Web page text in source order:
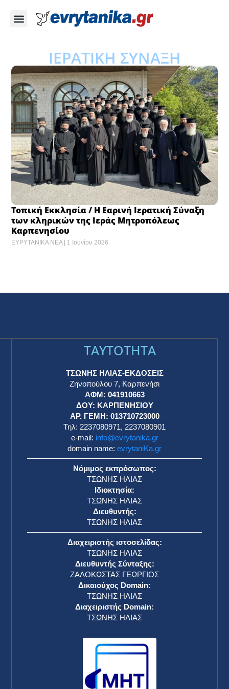
ΙΕΡΑΤΙΚΗ ΣΥΝΑΞΗ
Τοπική Εκκλησία / Η Εαρινή Ιερατική Σύναξη
των κληρικών της Ιεράς Μητροπόλεως
Καρπενησίου
ΕΥΡΥΤΑΝΙΚΑ ΝΕΑ 1 Ιουνίου 2026
TAYTOTHTA
ΤΣΩΝΗΣ ΗΛΙΑΣ-ΕΚΔΟΣΕΙΣ
Ζηνοπούλου 7, Καρπενήσι
ΑΦΜ: 041910663
ΔΟΥ: ΚΑΡΠΕΝΗΣΙΟΥ
ΑΡ. ΓΕΜΗ: 013710723000
Τηλ: 2237080971, 2237080901
e-mail: info@evrytanika.gr
domain name: evrytaniKa.gr
Νόμιμος εκπρόσωπος:
ΤΣΩΝΗΣ ΗΛΙΑΣ
Ιδιοκτησία:
ΤΣΩΝΗΣ ΗΛΙΑΣ
Διευθυντής:
ΤΣΩΝΗΣ ΗΛΙΑΣ
Διαχειριστής ιστοσελίδας:
ΤΣΩΝΗΣ ΗΛΙΑΣ
Διευθυντής Σύνταξης:
ΖΑΛΟΚΩΣΤΑΣ ΓΕΩΡΓΙΟΣ
Δικαιούχος Domain:
ΤΣΩΝΗΣ ΗΛΙΑΣ
Διαχειριστής Domain:
ΤΣΩΝΗΣ ΗΛΙΑΣ